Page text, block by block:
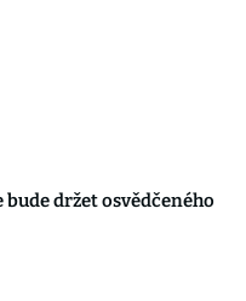
bude držet osvědčeného